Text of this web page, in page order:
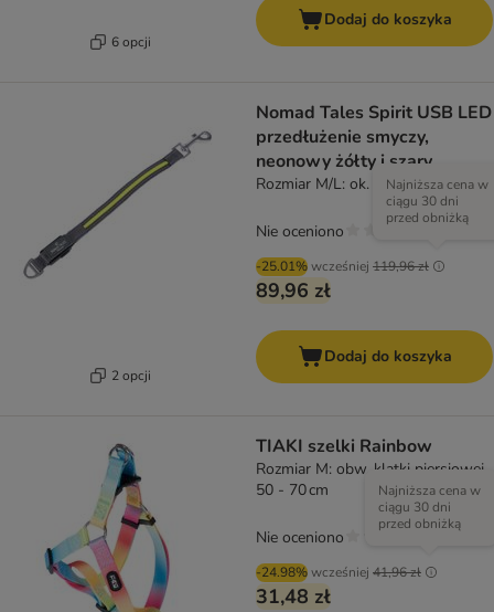
6 opcji
Dodaj do koszyka
2 opcji
Nomad Tales Spirit USB LED
przedłużenie smyczy,
neonowy żółty i szary
Rozmiar M/L: ok. 39 cm długości
-25.01%wcześniej 119,96 zł
Najniższa cena w
ciągu 30 dni
przed obniżką
89,96 zł
Nie oceniono
Dodaj do koszyka
TIAKI szelki Rainbow
Rozmiar M: obw. klatki piersiowej
50 - 70 cm
-24.98%wcześniej 41,96 zł
Najniższa cena w
ciągu 30 dni
przed obniżką
31,48 zł
Nie oceniono